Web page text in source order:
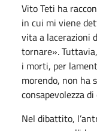
Vito Teti ha
in cui mi viene
vita a lacerazioni
tornare».
i morti, per
morendo, non ha
consapevolezza
Nel dibattito,